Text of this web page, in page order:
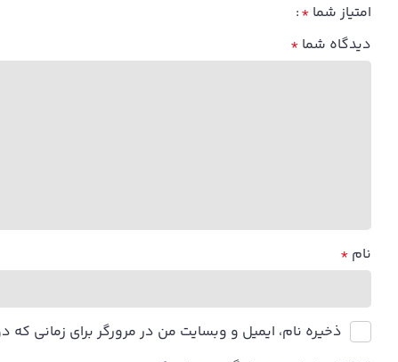
امتیاز شما *
دیدگاه شما *
نام *
ذخیره نام، ایمیل و وبسایت من در مرورگر برای زمانی